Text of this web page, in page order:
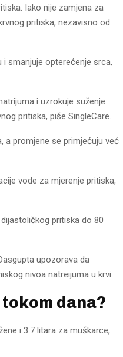
Iako nije zamjena za
pritiska, nezavisno od
i smanjuje opterećenje srca,
i uzrokuje suženje
pritiska, piše SingleCare.
a promjene se primjećuju već
vode za mjerenje pritiska,
pritiska do 80
upozorava da
nivoa natreijuma u krvi.
dana?
i 3.7 litara za muškarce,